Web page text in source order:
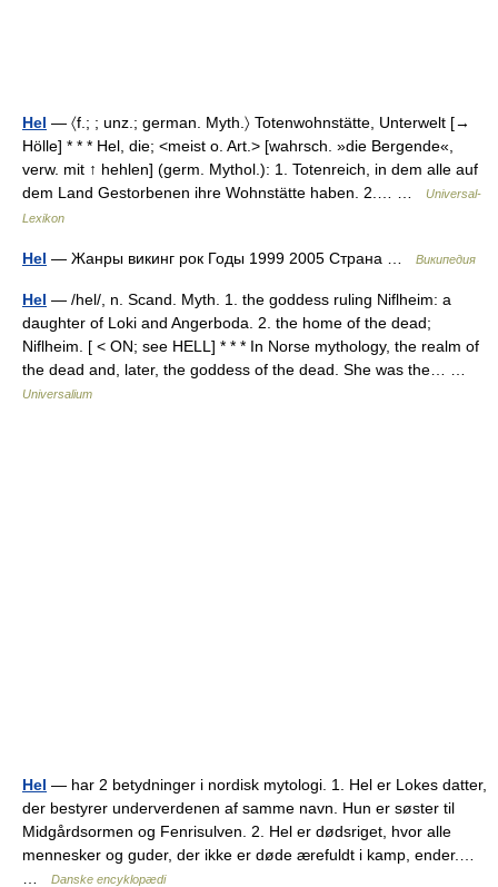
Hel — 〈f.; ; unz.; german. Myth.〉 Totenwohnstätte, Unterwelt [→
Hölle] * * * Hel, die; <meist o. Art.> [wahrsch. »die Bergende«,
verw. mit ↑ hehlen] (germ. Mythol.): 1. Totenreich, in dem alle auf
dem Land Gestorbenen ihre Wohnstätte haben. 2.… …
Universal-
Lexikon
Hel — Жанры викинг рок Годы 1999 2005 Страна … Википедия
Hel — /hel/, n. Scand. Myth. 1. the goddess ruling Niflheim: a
daughter of Loki and Angerboda. 2. the home of the dead;
Niflheim. [ < ON; see HELL] * * * In Norse mythology, the realm of
the dead and, later, the goddess of the dead. She was the… …
Universalium
Hel — har 2 betydninger i nordisk mytologi. 1. Hel er Lokes datter,
der bestyrer underverdenen af samme navn. Hun er søster til
Midgårdsormen og Fenrisulven. 2. Hel er dødsriget, hvor alle
mennesker og guder, der ikke er døde ærefuldt i kamp, ender.…
Danske encyklopædi